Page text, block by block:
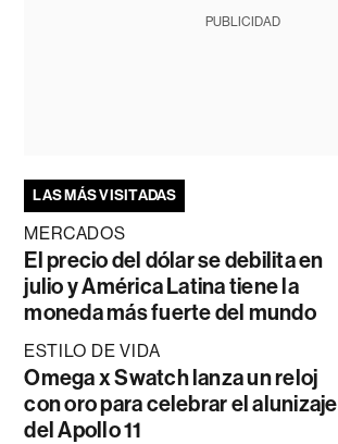
PUBLICIDAD
LAS MÁS VISITADAS
MERCADOS
El precio del dólar se debilita en
julio y América Latina tiene la
moneda más fuerte del mundo
ESTILO DE VIDA
Omega x Swatch lanza un reloj
con oro para celebrar el alunizaje
del Apollo 11